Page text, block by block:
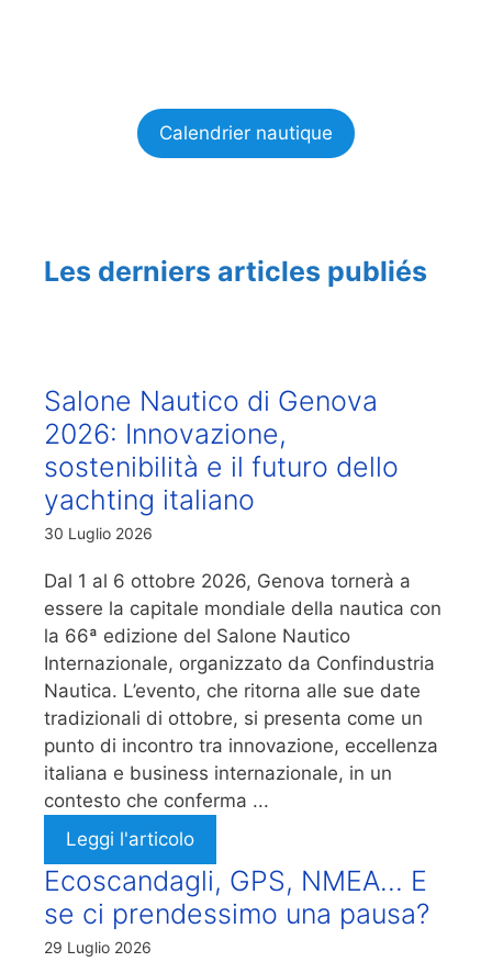
Calendrier nautique
Les derniers articles publiés
Salone Nautico di Genova
2026: Innovazione,
sostenibilità e il futuro dello
yachting italiano
30 Luglio 2026
Dal 1 al 6 ottobre 2026, Genova tornerà a
essere la capitale mondiale della nautica con
la 66ª edizione del Salone Nautico
Internazionale, organizzato da Confindustria
Nautica. L’evento, che ritorna alle sue date
tradizionali di ottobre, si presenta come un
punto di incontro tra innovazione, eccellenza
italiana e business internazionale, in un
contesto che conferma ...
Leggi l'articolo
Ecoscandagli, GPS, NMEA… E
se ci prendessimo una pausa?
29 Luglio 2026